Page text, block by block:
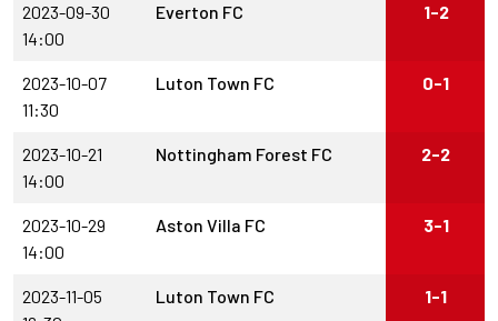
2023-09-30
14:00
Everton FC 1-2
2023-10-07
11:30
Luton Town FC 0-1
2023-10-21
14:00
Nottingham Forest FC 2-2
2023-10-29
14:00
Aston Villa FC 3-1
2023-11-05
Luton Town FC 1-1